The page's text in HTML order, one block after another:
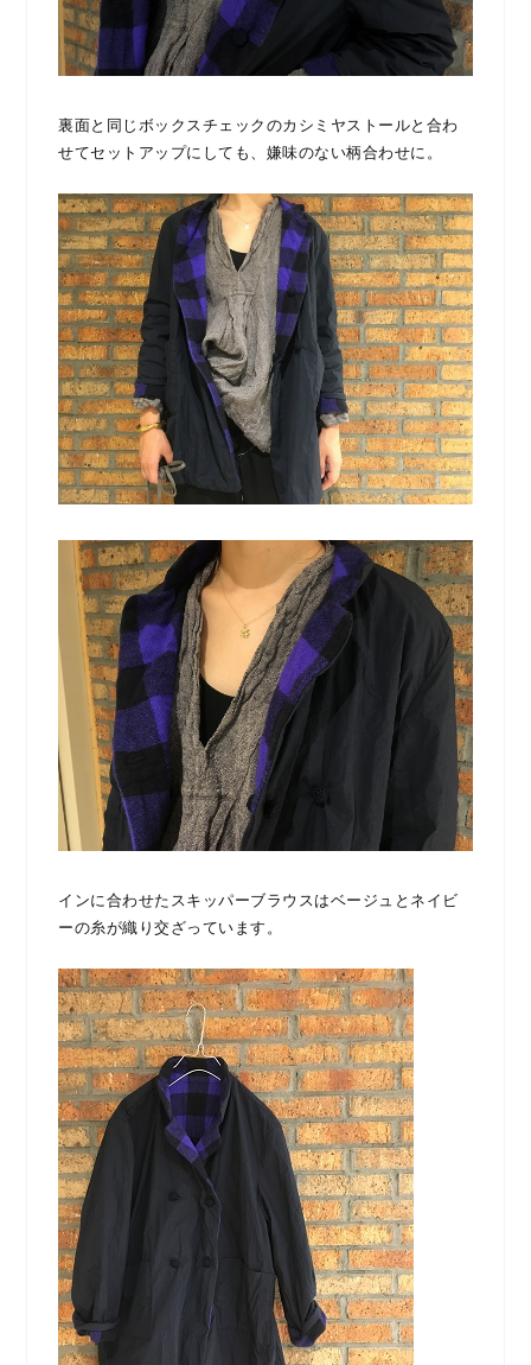
裏面と同じボックスチェックのカシミヤストールと合わ
せてセットアップにしても、嫌味のない柄合わせに。
インに合わせたスキッパーブラウスはベージュとネイビ
ーの糸が織り交ざっています。